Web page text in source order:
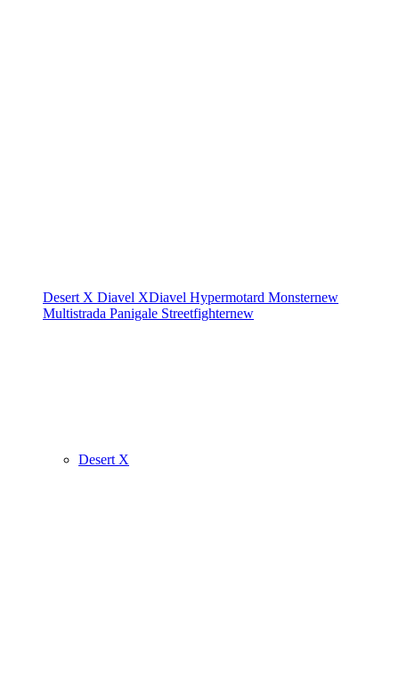
Desert X Diavel XDiavel Hypermotard Monsternew
Multistrada Panigale Streetfighternew
Desert X